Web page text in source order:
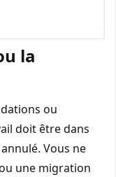
la
ou
doit être dans
Vous ne
une migration